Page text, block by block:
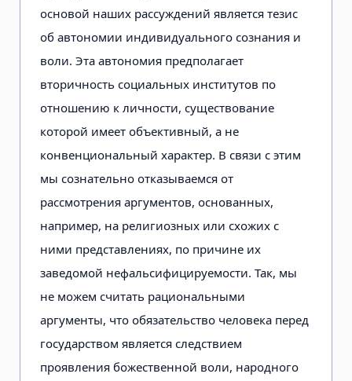
основой наших рассуждений является тезис
об автономии индивидуального сознания и
воли. Эта автономия предполагает
вторичность социальных институтов по
отношению к личности, существование
которой имеет объективный, а не
конвенциональный характер. В связи с этим
мы сознательно отказываемся от
рассмотрения аргументов, основанных,
например, на религиозных или схожих с
ними представлениях, по причине их
заведомой нефальсифицируемости. Так, мы
не можем считать рациональными
аргументы, что обязательство человека перед
государством является следствием
проявления божественной воли, народного